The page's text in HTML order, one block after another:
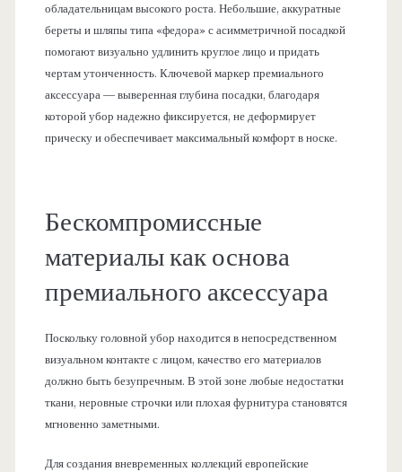
обладательницам высокого роста. Небольшие, аккуратные
береты и шляпы типа «федора» с асимметричной посадкой
помогают визуально удлинить круглое лицо и придать
чертам утонченность. Ключевой маркер премиального
аксессуара — выверенная глубина посадки, благодаря
которой убор надежно фиксируется, не деформирует
прическу и обеспечивает максимальный комфорт в носке.
Бескомпромиссные
материалы как основа
премиального аксессуара
Поскольку головной убор находится в непосредственном
визуальном контакте с лицом, качество его материалов
должно быть безупречным. В этой зоне любые недостатки
ткани, неровные строчки или плохая фурнитура становятся
мгновенно заметными.
Для создания вневременных коллекций европейские